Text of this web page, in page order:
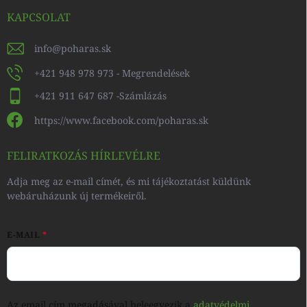
KAPCSOLAT
info@poharas.sk
+421 948 978 973 - Megrendelések
+421 911 647 687 -Számlázás
https://www.facebook.com/poharas.sk
FELIRATKOZÁS HÍRLEVÉLRE
Adja meg az e-mail címét, és mi tájékoztatást küldünk
webáruházunk új termékeiről.
E-MAIL